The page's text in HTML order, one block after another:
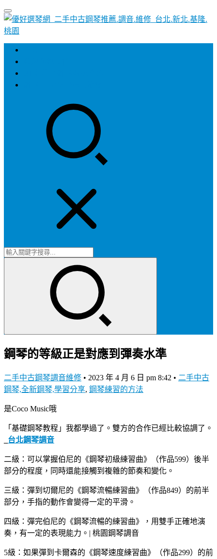
鋼琴的等級正是對應到彈奏水準
二手中古鋼琴調音維修 • 2023 年 4 月 6 日 pm 8:42 • 二手中古
鋼琴,全新鋼琴,學習分享, 鋼琴練習的方法
是Coco Music哦
「基礎鋼琴教程」我都學過了。雙方的合作已經比較協調了。
台北鋼琴調音
二級：可以掌握伯尼的《鋼琴初級練習曲》（作品599）後半
部分的程度，同時還能接觸到複雜的節奏和變化。
三級：彈到切爾尼的《鋼琴流暢練習曲》（作品849）的前半
部分，手指的動作會變得一定的平滑。
四級：彈完伯尼的《鋼琴流暢的練習曲》，用雙手正確地演
奏，有一定的表現能力。| 桃園鋼琴調音
5級：如果彈到卡爾森的《鋼琴速度練習曲》（作品299）的前